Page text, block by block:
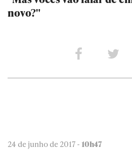
novo?"
24 de junho de 2017 -10h47